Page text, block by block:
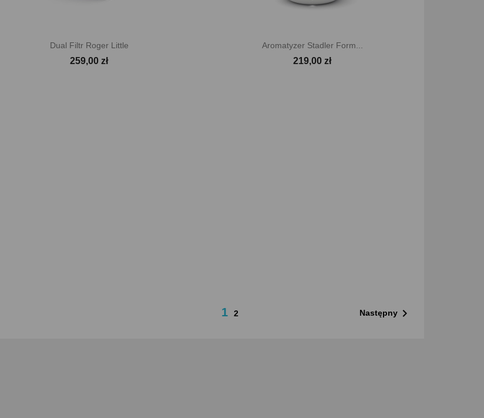
Szybki podgląd
Dual Filtr Roger Little
259,00 zł
Szybki podgląd
Aromatyzer Stadler Form...
219,00 zł
1 2 Następny